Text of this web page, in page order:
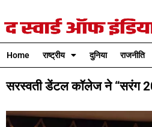
Home राष्ट्रीय दुनिया राजनीति
सरस्वती डेंटल कॉलेज ने “सरंग